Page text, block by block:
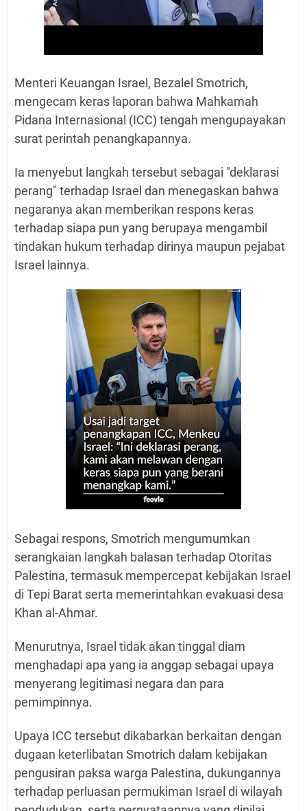
Menteri Keuangan Israel, Bezalel Smotrich,
mengecam keras laporan bahwa Mahkamah
Pidana Internasional (ICC) tengah mengupayakan
surat perintah penangkapannya.
Ia menyebut langkah tersebut sebagai "deklarasi
perang" terhadap Israel dan menegaskan bahwa
negaranya akan memberikan respons keras
terhadap siapa pun yang berupaya mengambil
tindakan hukum terhadap dirinya maupun pejabat
Israel lainnya.
Sebagai respons, Smotrich mengumumkan
serangkaian langkah balasan terhadap Otoritas
Palestina, termasuk mempercepat kebijakan Israel
di Tepi Barat serta memerintahkan evakuasi desa
Khan al-Ahmar.
Menurutnya, Israel tidak akan tinggal diam
menghadapi apa yang ia anggap sebagai upaya
menyerang legitimasi negara dan para
pemimpinnya.
Upaya ICC tersebut dikabarkan berkaitan dengan
dugaan keterlibatan Smotrich dalam kebijakan
pengusiran paksa warga Palestina, dukungannya
terhadap perluasan permukiman Israel di wilayah